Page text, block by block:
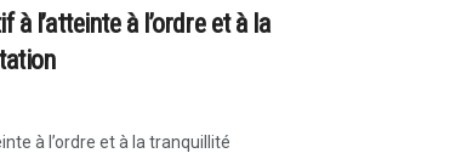
l’atteinte à l’ordre et à la
à l’ordre et à la tranquillité